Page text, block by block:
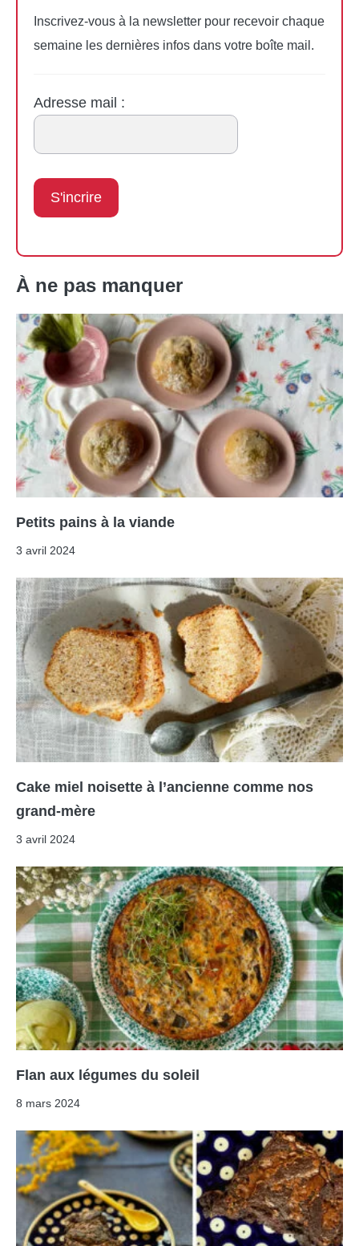
Inscrivez-vous à la newsletter pour recevoir chaque
semaine les dernières infos dans votre boîte mail.
Adresse mail :
À ne pas manquer
Petits pains à la viande
3 avril 2024
Cake miel noisette à l’ancienne comme nos
grand-mère
3 avril 2024
Flan aux légumes du soleil
8 mars 2024